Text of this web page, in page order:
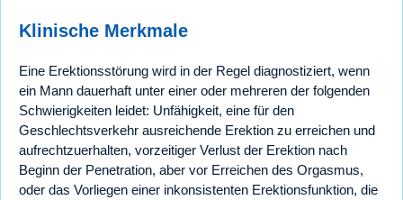
Klinische Merkmale
Eine Erektionsstörung wird in der Regel diagnostiziert, wenn
ein Mann dauerhaft unter einer oder mehreren der folgenden
Schwierigkeiten leidet: Unfähigkeit, eine für den
Geschlechtsverkehr ausreichende Erektion zu erreichen und
aufrechtzuerhalten, vorzeitiger Verlust der Erektion nach
Beginn der Penetration, aber vor Erreichen des Orgasmus,
oder das Vorliegen einer inkonsistenten Erektionsfunktion, die